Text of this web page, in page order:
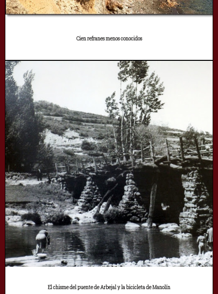
Cien refranes menos conocidos
El chisme del puente de Arbejal y la bicicleta de Manolín